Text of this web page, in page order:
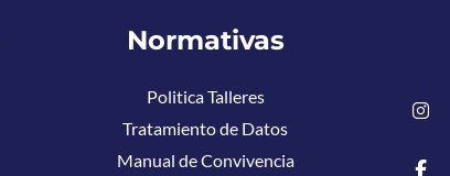
Normativas
Politica Talleres
Tratamiento de Datos
Manual de Convivencia